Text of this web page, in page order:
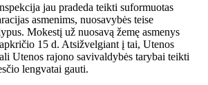
jau pradeda teikti suformuotas
asmenims, nuosavybės teise
Mokestį už nuosavą žemę asmenys
15 d. Atsižvelgiant į tai, Utenos
Utenos rajono savivaldybės tarybai teikti
lengvatai gauti.